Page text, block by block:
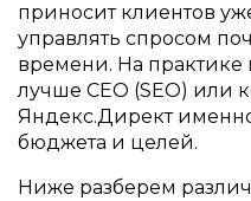
приносит клиентов
управлять спросом
времени. На практике
лучше СЕО (SEO) или
Яндекс.Директ
бюджета и целей.
Ниже разберем